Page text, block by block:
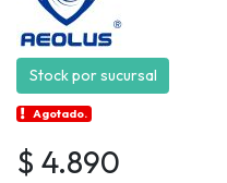
Stock por sucursal
Agotado.
$ 4.890